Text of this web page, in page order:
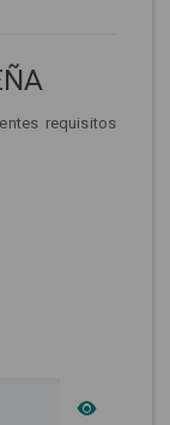
requisitos